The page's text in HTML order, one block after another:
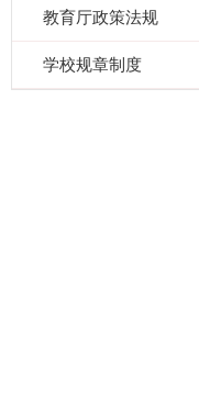
教育厅政策法规
学校规章制度